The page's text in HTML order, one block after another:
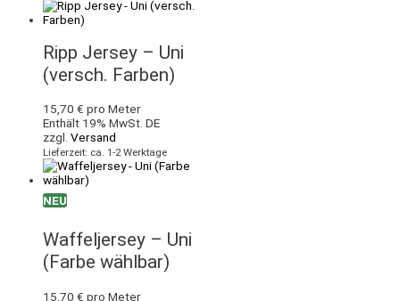
Ripp Jersey – Uni
(versch. Farben)
15,70 € pro Meter
Enthält 19% MwSt. DE
zzgl. Versand
Lieferzeit: ca. 1-2 Werktage
NEU
Waffeljersey – Uni
(Farbe wählbar)
15,70 € pro Meter